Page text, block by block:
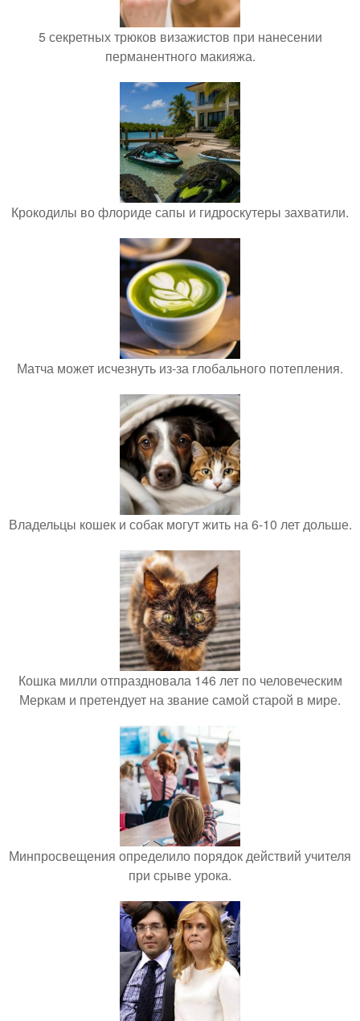
5 секретных трюков визажистов при нанесении
перманентного макияжа.
Крокодилы во флориде сапы и гидроскутеры захватили.
Матча может исчезнуть из-за глобального потепления.
Владельцы кошек и собак могут жить на 6-10 лет дольше.
Кошка милли отпраздновала 146 лет по человеческим
Меркам и претендует на звание самой старой в мире.
Минпросвещения определило порядок действий учителя
при срыве урока.